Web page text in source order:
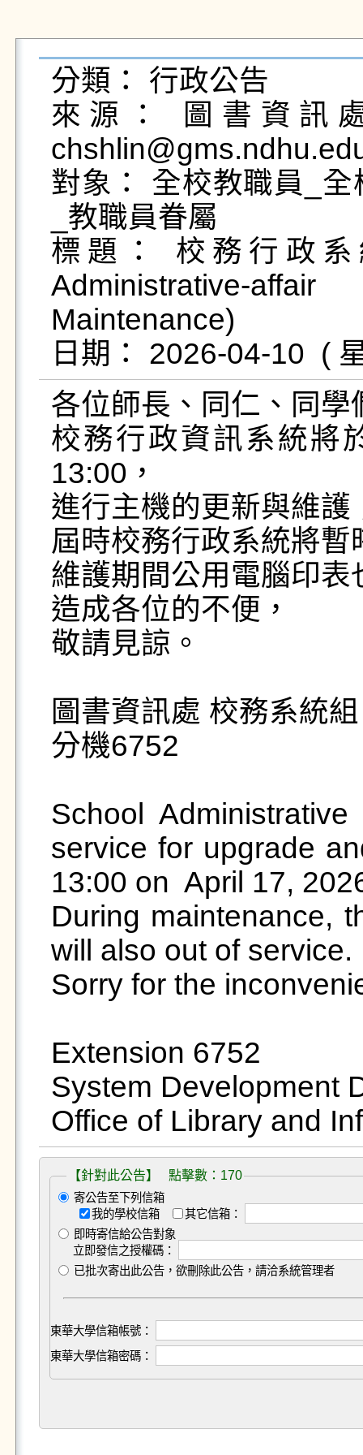
分類： 行政公告
來源： 圖書資訊
對象： 全校教職員_
_教職員眷屬
標題： 校務行政系
Administrative-
Maintenance)
各位師長、同仁、同
校務行政資訊系統將
13:00，
進行主機的更新與維
屆時校務行政系統將
維護期間公用電腦印
造成各位的不便，
敬請見諒。
圖書資訊處 校務系統組
分機6752
School
service for upgrade
13:00 on  April 17,
During maintenance,
will also out of
Sorry for the
Extension 6752
System Development
Office of Library and
【針對此公告】 點擊數：170
寄公告至下列信箱
我的學校信箱
其它信箱：
即時寄信給公告對象
立即發信之授權碼：
已批次寄出此公告，欲刪除此公告，請洽系統管理者
東華大學信箱帳號：
東華大學信箱密碼：